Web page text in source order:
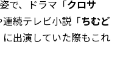
で、ドラマ「クロサ
続テレビ小説「ちむど
出演していた際もこれ